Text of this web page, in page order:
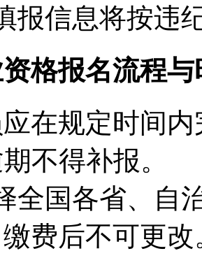
报信息将按违
格报名流程
在规定时间
不得补报。
全国各省、自
费后不可更改